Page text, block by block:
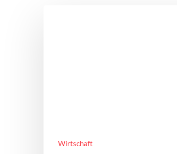
Wirtschaft